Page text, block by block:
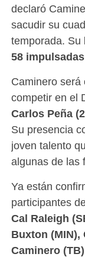
declaró
sacudir su
temporada. Su
58
Caminero será
competir en el
Carlos Peña
Su presencia
joven talento
algunas de las
Ya están
participantes
Cal Raleigh
Buxton (MIN),
Caminero (TB)